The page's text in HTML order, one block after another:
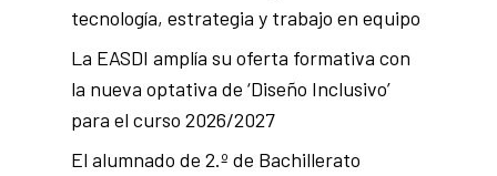
tecnología, estrategia y trabajo en equipo
La EASDI amplía su oferta formativa con
la nueva optativa de ‘Diseño Inclusivo’
para el curso 2026/2027
El alumnado de 2.º de Bachillerato